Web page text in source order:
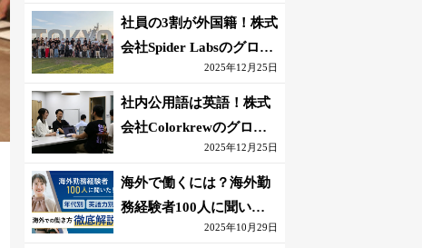
点表つき】
社員の3割が外国籍！株式
会社Spider Labsのグロー
2025年12月25日
社内公用語は英語！株式
会社Colorkrewのグロー
バルかつ若手が輝く環境
2025年12月25日
海外で働くには？海外勤
務経験者100人に聞いた
おすすめ職種｜英語話せ
2025年10月29日